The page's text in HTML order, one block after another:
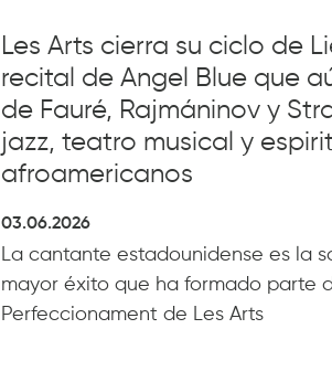
Les Arts cierra su ciclo de
recital de Angel Blue que
de Fauré, Rajmáninov y
jazz, teatro musical y
afroamericanos
03.06.2026
La cantante estadounidense es la
mayor éxito que ha formado parte
Perfeccionament de Les Arts